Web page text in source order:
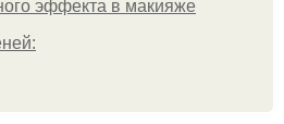
эффекта в макияже